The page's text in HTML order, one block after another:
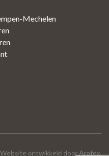
Mechelen
Website ontwikkeld door Arofex.